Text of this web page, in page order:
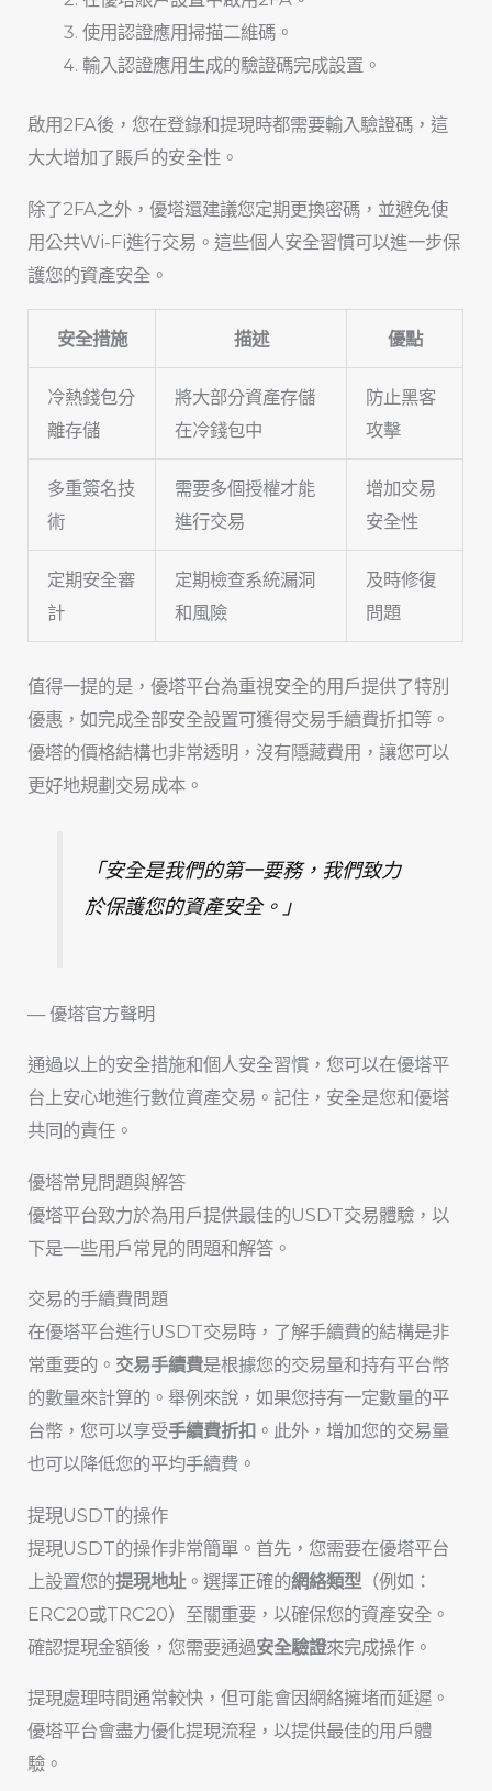
使用認證應用掃描二維碼。
輸入認證應用生成的驗證碼完成設置。
啟用2FA後，您在登錄和提現時都需要輸入驗證碼，這
大大增加了賬戶的安全性。
除了2FA之外，優塔還建議您定期更換密碼，並避免使
用公共Wi-Fi進行交易。這些個人安全習慣可以進一步保
護您的資產安全。
安全措施 描述 優點
冷熱錢包分
離存儲
將大部分資產存儲
在冷錢包中
防止黑客
攻擊
多重簽名技
術
需要多個授權才能
進行交易
增加交易
安全性
定期安全審
計
定期檢查系統漏洞
和風險
及時修復
問題
值得一提的是，優塔平台為重視安全的用戶提供了特別
優惠，如完成全部安全設置可獲得交易手續費折扣等。
優塔的價格結構也非常透明，沒有隱藏費用，讓您可以
更好地規劃交易成本。
「安全是我們的第一要務，我們致力
於保護您的資產安全。」
— 優塔官方聲明
通過以上的安全措施和個人安全習慣，您可以在優塔平
台上安心地進行數位資產交易。記住，安全是您和優塔
共同的責任。
優塔常見問題與解答
優塔平台致力於為用戶提供最佳的USDT交易體驗，以
下是一些用戶常見的問題和解答。
交易的手續費問題
在優塔平台進行USDT交易時，了解手續費的結構是非
常重要的。 交易手續費是根據您的交易量和持有平台幣
的數量來計算的。舉例來說，如果您持有一定數量的平
台幣，您可以享受手續費折扣 。此外，增加您的交易量
也可以降低您的平均手續費。
提現USDT的操作
提現USDT的操作非常簡單。首先，您需要在優塔平台
上設置您的提現地址 。選擇正確的網絡類型 （例如：
ERC20或TRC20）至關重要，以確保您的資產安全。
確認提現金額後，您需要通過安全驗證來完成操作。
提現處理時間通常較快，但可能會因網絡擁堵而延遲。
優塔平台會盡力優化提現流程，以提供最佳的用戶體
驗。